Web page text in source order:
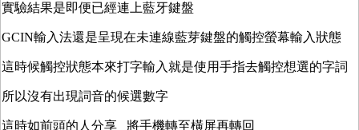
實驗結果是即便已經連上藍牙鍵盤
GCIN輸入法還是呈現在未連線藍芽鍵盤的觸控螢幕輸入狀態
這時候觸控狀態本來打字輸入就是使用手指去觸控想選的字詞
所以沒有出現詞音的候選數字
這時如前頭的人分享 將手機轉至橫屏再轉回